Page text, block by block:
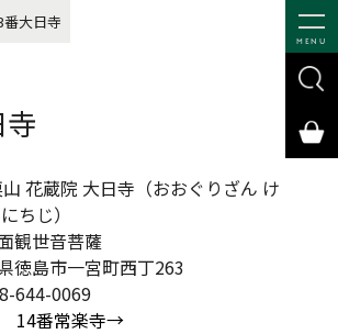
MENU
番大日寺
花蔵院 大日寺（おおぐりざん け
ちじ）
観世音菩薩
徳島市一宮町西丁263
644-0069
14番常楽寺→